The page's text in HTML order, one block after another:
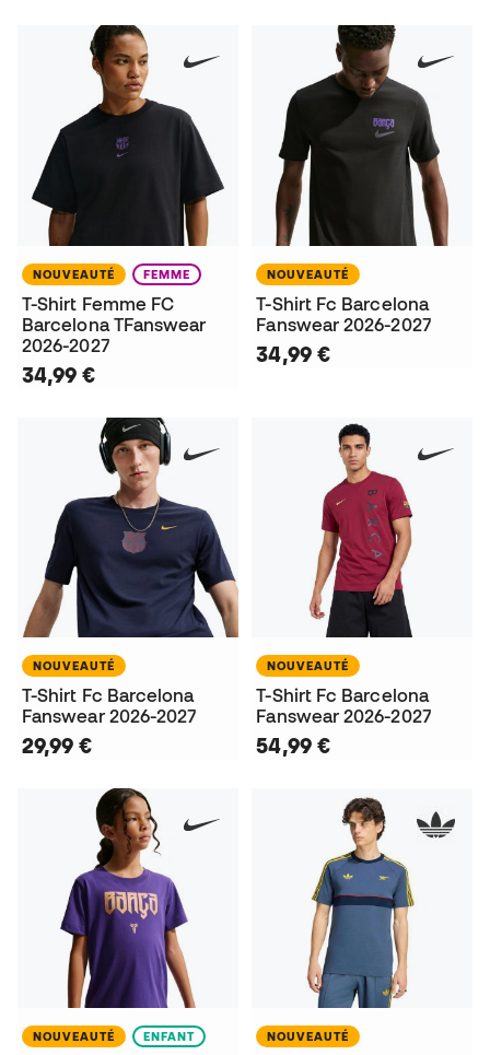
NOUVEAUTÉ FEMME
T-Shirt Femme FC
Barcelona TFanswear
2026-2027
34,99 €
NOUVEAUTÉ
T-Shirt Fc Barcelona
Fanswear 2026-2027
34,99 €
NOUVEAUTÉ
T-Shirt Fc Barcelona
Fanswear 2026-2027
29,99 €
NOUVEAUTÉ
T-Shirt Fc Barcelona
Fanswear 2026-2027
54,99 €
NOUVEAUTÉ ENFANT NOUVEAUTÉ